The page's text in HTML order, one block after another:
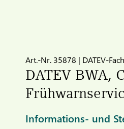
Art.-Nr. 35878 | DATEV-
DATEV BWA,
Informations- und